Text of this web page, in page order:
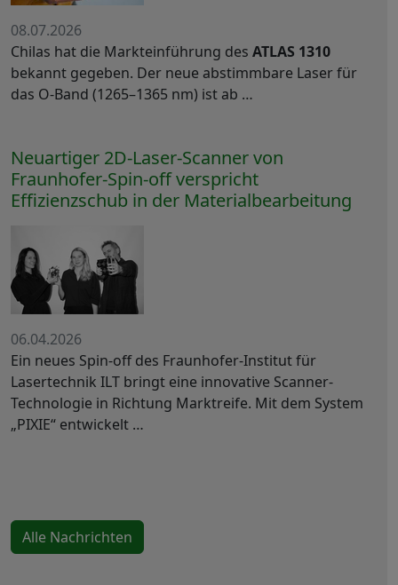
08.07.2026
Chilas hat die Markteinführung des ATLAS 1310
bekannt gegeben. Der neue abstimmbare Laser für
das O-Band (1265–1365 nm) ist ab …
Neuartiger 2D-Laser-Scanner von
Fraunhofer-Spin-off verspricht
Effizienzschub in der Materialbearbeitung
06.04.2026
Ein neues Spin-off des Fraunhofer-Institut für
Lasertechnik ILT bringt eine innovative Scanner-
Technologie in Richtung Marktreife. Mit dem System
„PIXIE“ entwickelt …
Alle Nachrichten